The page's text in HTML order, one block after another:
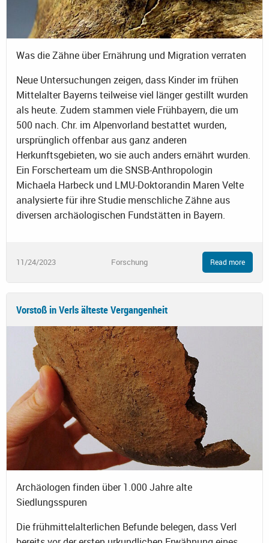
Was die Zähne über Ernährung und Migration verraten
Neue Untersuchungen zeigen, dass Kinder im frühen
Mittelalter Bayerns teilweise viel länger gestillt wurden
als heute. Zudem stammen viele Frühbayern, die um
500 nach. Chr. im Alpenvorland bestattet wurden,
ursprünglich offenbar aus ganz anderen
Herkunftsgebieten, wo sie auch anders ernährt wurden.
Ein Forscherteam um die SNSB-Anthropologin
Michaela Harbeck und LMU-Doktorandin Maren Velte
analysierte für ihre Studie menschliche Zähne aus
diversen archäologischen Fundstätten in Bayern.
11/24/2023 Forschung Read more
Vorstoß in Verls älteste Vergangenheit
Archäologen finden über 1.000 Jahre alte
Siedlungsspuren
Die frühmittelalterlichen Befunde belegen, dass Verl